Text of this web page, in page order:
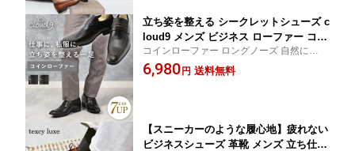
立ち姿を整える シークレットシューズ c
loud9 メンズ ビジネス ローファー コイ
ンローファー バレない ばれない ブラッ
ク 黒 ブラウン 茶 ダークブラウン 茶色
コインローファー ロングノーズ 自然に＋7c
mUP！【 24cm 〜 27.5cm 】 [クラウド9 シ
ークレットシューズ シリーズ] 姿勢が良く
6,980円 送料無料
【スニーカーのような履心地】疲れない
ビジネスシューズ 革靴 メンズ 立ち仕事